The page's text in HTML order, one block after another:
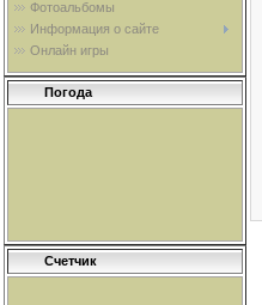
Фотоальбомы
Информация о сайте
Онлайн игры
Погода
Счетчик